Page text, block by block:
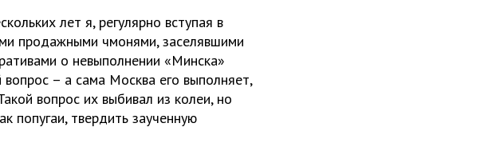
лет я, регулярно вступая в
продажными чмонями, заселявшими
о невыполнении «Минска»
– а сама Москва его выполняет,
вопрос их выбивал из колеи, но
попугаи, твердить заученную